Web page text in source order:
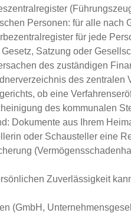
Personen: für alle nach
für jede
Satzung oder
des zuständigen
des zentralen
ob eine
des kommunalen
Dokumente aus Ihrem
oder Schausteller eine
Zuverlässigkeit
(GmbH,